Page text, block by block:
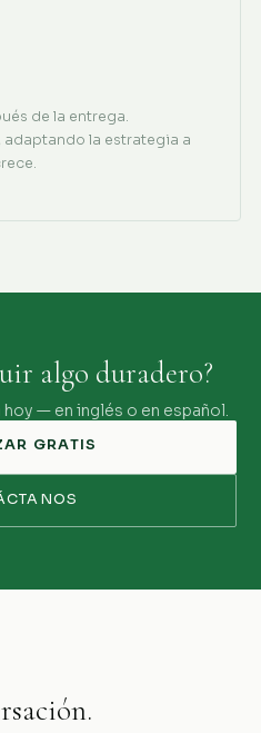
de la entrega.
adaptando la estrategia a
algo duradero?
— en inglés o en español.
GRATIS